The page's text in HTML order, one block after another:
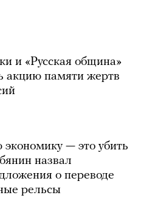
и «Русская община»
акцию памяти жертв
— это убить
назвал
о переводе
рельсы